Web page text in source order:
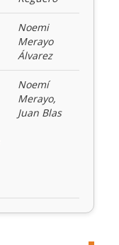
Noemi
Merayo
Álvarez
Noemí
Merayo,
Juan Blas